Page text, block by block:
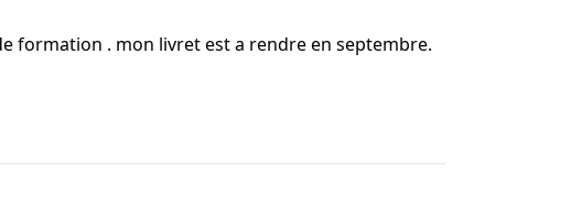
formation . mon livret est a rendre en septembre.